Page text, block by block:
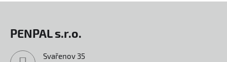
PENPAL s.r.o.
Svařenov 35